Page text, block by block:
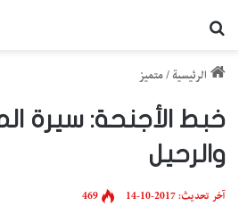
الرئيسية /متميز
خبط الأجنحة: سيرة
والرحيل
آخر تحديث: 2017-10-14 469